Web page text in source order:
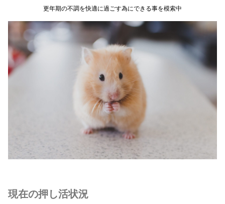
更年期の不調を快適に過ごす為にできる事を模索中
現在の押し活状況